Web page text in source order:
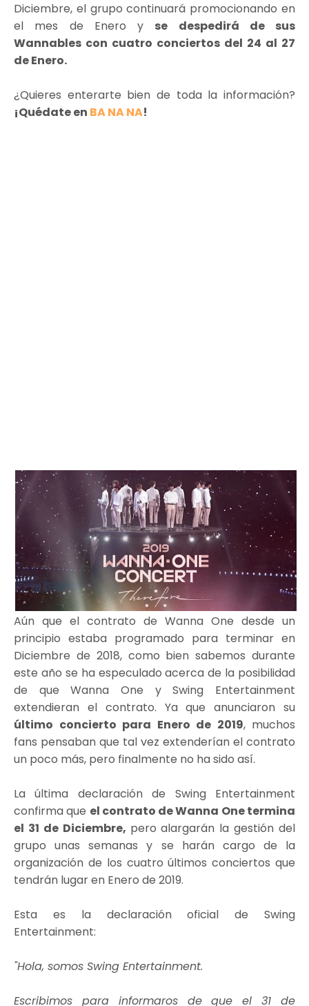
Diciembre, el grupo continuará promocionando en
el mes de Enero y se despedirá de sus
Wannables con cuatro conciertos del 24 al 27
de Enero.
¿Quieres enterarte bien de toda la información?
¡Quédate en BA NA NA!
Aún que el contrato de Wanna One desde un
principio estaba programado para terminar en
Diciembre de 2018, como bien sabemos durante
este año se ha especulado acerca de la posibilidad
de que Wanna One y Swing Entertainment
extendieran el contrato. Ya que anunciaron su
último concierto para Enero de 2019, muchos
fans pensaban que tal vez extenderían el contrato
un poco más, pero finalmente no ha sido así.
La última declaración de Swing Entertainment
confirma que el contrato de Wanna One termina
el 31 de Diciembre, pero alargarán la gestión del
grupo unas semanas y se harán cargo de la
organización de los cuatro últimos conciertos que
tendrán lugar en Enero de 2019.
Esta es la declaración oficial de Swing
Entertainment:
"Hola, somos Swing Entertainment.
Escribimos para informaros de que el 31 de